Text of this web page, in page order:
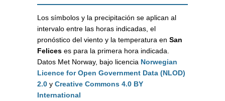
Los símbolos y la precipitación se aplican al
intervalo entre las horas indicadas, el
pronóstico del viento y la temperatura en San
Felices es para la primera hora indicada.
Datos Met Norway, bajo licencia Norwegian
Licence for Open Government Data (NLOD)
2.0 y Creative Commons 4.0 BY
International